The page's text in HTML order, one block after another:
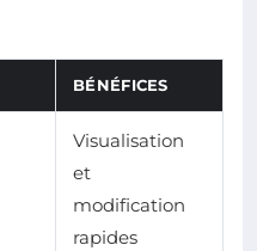
BÉNÉFICES
Visualisation
et
modification
rapides